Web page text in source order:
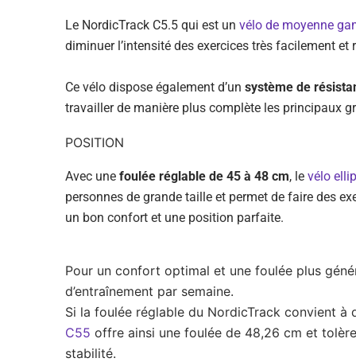
Le NordicTrack C5.5 qui est un vélo de moyenne
diminuer l’intensité des exercices très facilement et
Ce vélo dispose également d’un système de
travailler de manière plus complète les principaux
POSITION
Avec une foulée réglable de 45 à 48 cm, le vélo
personnes de grande taille et permet de faire des
un bon confort et une position parfaite.
Pour un confort optimal et une foulée plus
d’entraînement par semaine.
Si la foulée réglable du NordicTrack convient
C55 offre ainsi une foulée de 48,26 cm et
stabilité.